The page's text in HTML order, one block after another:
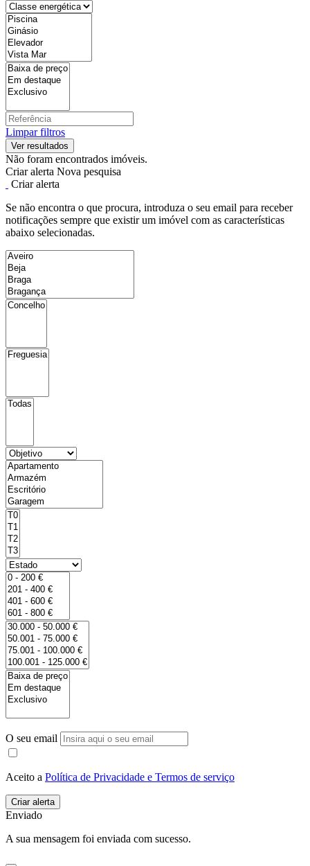
Limpar filtros
Não foram encontrados imóveis.
Criar alerta Nova pesquisa
Criar alerta
Se não encontra o que procura, introduza o seu email para receber
notificações sempre que existir um imóvel com as características
abaixo selecionadas.
O seu email
Aceito a Política de Privacidade e Termos de serviço
Enviado
A sua mensagem foi enviada com sucesso.